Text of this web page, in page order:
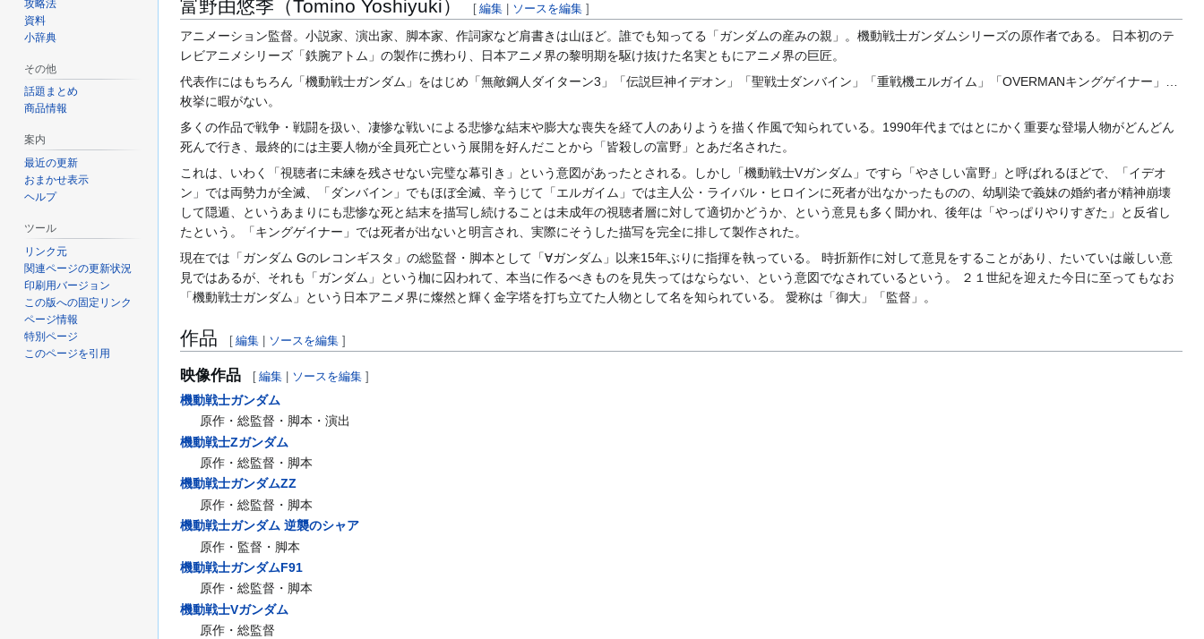
富野由悠季（Tomino Yoshiyuki） [ 編集 ソースを編集 ]
アニメーション監督。小説家、演出家、脚本家、作詞家など肩書きは山ほど。誰でも知ってる「ガンダムの産みの親」。機動戦士ガンダムシリーズの原作者である。 日本初のテ
レビアニメシリーズ「鉄腕アトム」の製作に携わり、日本アニメ界の黎明期を駆け抜けた名実ともにアニメ界の巨匠。
代表作にはもちろん「機動戦士ガンダム」をはじめ「無敵鋼人ダイターン3」「伝説巨神イデオン」「聖戦士ダンバイン」「重戦機エルガイム」「OVERMANキングゲイナー」…
枚挙に暇がない。
多くの作品で戦争・戦闘を扱い、凄惨な戦いによる悲惨な結末や膨大な喪失を経て人のありようを描く作風で知られている。1990年代まではとにかく重要な登場人物がどんどん
死んで行き、最終的には主要人物が全員死亡という展開を好んだことから「皆殺しの富野」とあだ名された。
これは、いわく「視聴者に未練を残させない完璧な幕引き」という意図があったとされる。しかし「機動戦士Vガンダム」ですら「やさしい富野」と呼ばれるほどで、「イデオ
ン」では両勢力が全滅、「ダンバイン」でもほぼ全滅、辛うじて「エルガイム」では主人公・ライバル・ヒロインに死者が出なかったものの、幼馴染で義妹の婚約者が精神崩壊
して隠遁、というあまりにも悲惨な死と結末を描写し続けることは未成年の視聴者層に対して適切かどうか、という意見も多く聞かれ、後年は「やっぱりやりすぎた」と反省し
たという。「キングゲイナー」では死者が出ないと明言され、実際にそうした描写を完全に排して製作された。
現在では「ガンダム Gのレコンギスタ」の総監督・脚本として「∀ガンダム」以来15年ぶりに指揮を執っている。 時折新作に対して意見をすることがあり、たいていは厳しい意
見ではあるが、それも「ガンダム」という枷に囚われて、本当に作るべきものを見失ってはならない、という意図でなされているという。 ２１世紀を迎えた今日に至ってもなお
「機動戦士ガンダム」という日本アニメ界に燦然と輝く金字塔を打ち立てた人物として名を知られている。 愛称は「御大」「監督」。
作品 [ 編集 ソースを編集 ]
映像作品 [ 編集 ソースを編集 ]
機動戦士ガンダム
原作・総監督・脚本・演出
機動戦士Ζガンダム
原作・総監督・脚本
機動戦士ガンダムΖΖ
原作・総監督・脚本
機動戦士ガンダム 逆襲のシャア
原作・監督・脚本
機動戦士ガンダムF91
原作・総監督・脚本
機動戦士Vガンダム
原作・総監督
攻略法
資料
小辞典
その他
話題まとめ
商品情報
案内
最近の更新
おまかせ表示
ヘルプ
ツール
リンク元
関連ページの更新状況
印刷用バージョン
この版への固定リンク
ページ情報
特別ページ
このページを引用